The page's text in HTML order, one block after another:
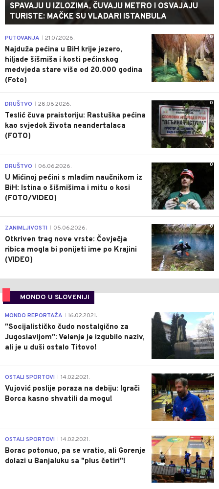
SPAVAJU U IZLOZIMA, ČUVAJU METRO I OSVAJAJU
TURISTE: MAČKE SU VLADARI ISTANBULA
0
PUTOVANJA 21.07.2026.
Najduža pećina u BiH krije jezero,
hiljade šišmiša i kosti pećinskog
medvjeda stare više od 20.000 godina
(Foto)
0
DRUŠTVO 28.06.2026.
Teslić čuva praistoriju: Rastuška pećina
kao svjedok života neandertalaca
(FOTO)
0
DRUŠTVO 06.06.2026.
U Mićinoj pećini s mladim naučnikom iz
BiH: Istina o šišmišima i mitu o kosi
(FOTO/VIDEO)
0
ZANIMLJIVOSTI 05.06.2026.
Otkriven trag nove vrste: Čovječja
ribica mogla bi ponijeti ime po Krajini
(VIDEO)
MONDO U SLOVENIJI
4
MONDO REPORTAŽA 16.02.2021.
"Socijalističko čudo nostalgično za
Jugoslavijom": Velenje je izgubilo naziv,
ali je u duši ostalo Titovo!
1
OSTALI SPORTOVI 14.02.2021.
Vujović poslije poraza na debiju: Igrači
Borca kasno shvatili da mogu!
3
OSTALI SPORTOVI 14.02.2021.
Borac potonuo, pa se vratio, ali Gorenje
dolazi u Banjaluku sa "plus četiri"!